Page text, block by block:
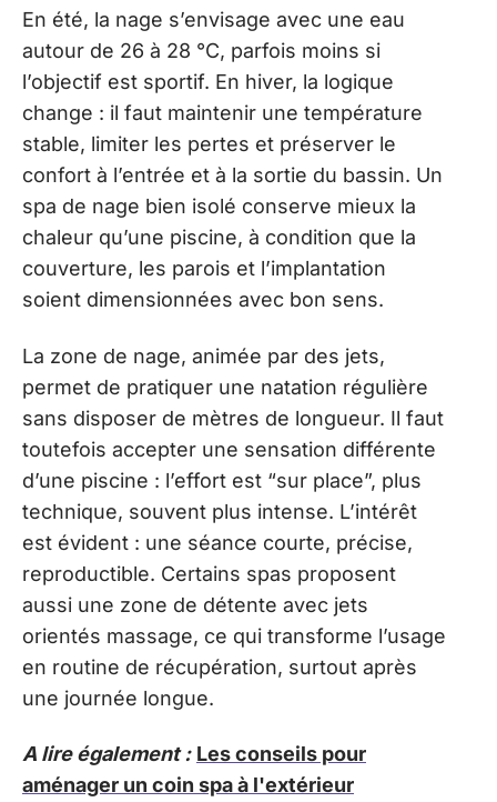
En été, la nage s’envisage avec une eau
autour de 26 à 28 °C, parfois moins si
l’objectif est sportif. En hiver, la logique
change : il faut maintenir une température
stable, limiter les pertes et préserver le
confort à l’entrée et à la sortie du bassin. Un
spa de nage bien isolé conserve mieux la
chaleur qu’une piscine, à condition que la
couverture, les parois et l’implantation
soient dimensionnées avec bon sens.
La zone de nage, animée par des jets,
permet de pratiquer une natation régulière
sans disposer de mètres de longueur. Il faut
toutefois accepter une sensation différente
d’une piscine : l’effort est “sur place”, plus
technique, souvent plus intense. L’intérêt
est évident : une séance courte, précise,
reproductible. Certains spas proposent
aussi une zone de détente avec jets
orientés massage, ce qui transforme l’usage
en routine de récupération, surtout après
une journée longue.
A lire également : Les conseils pour
aménager un coin spa à l'extérieur